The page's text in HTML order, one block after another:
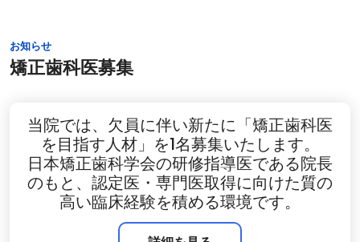
お知らせ
矯正歯科医募集
当院では、欠員に伴い新たに「矯正歯科医
を目指す人材」を1名募集いたします。
日本矯正歯科学会の研修指導医である院長
のもと、認定医・専門医取得に向けた質の
高い臨床経験を積める環境です。